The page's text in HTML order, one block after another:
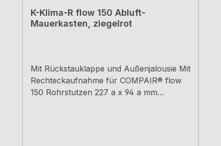
K-Klima-R flow 150 Abluft-
Mauerkasten, ziegelrot
Mit Rückstauklappe und Außenjalousie Mit
Rechteckaufnahme für COMPAIR® flow
150 Rohrstutzen 227 a x 94 a mm